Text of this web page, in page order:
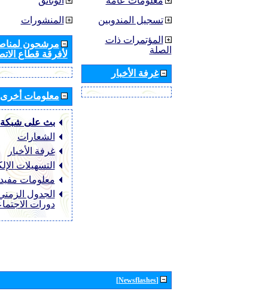
المنشورات
مرشحون
لأفرقة قطاع
معلومات أخرى
بث على شبكة
الشعارات
غرفة الأخبار
التسهيلات
معلومات
الجدول
دورات
تسجيل المندوبين
المؤتمرات ذات
الصلة
غرفة الأخبار
[Newsflashes]